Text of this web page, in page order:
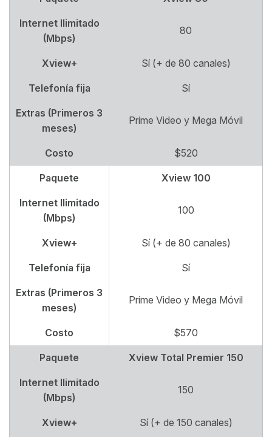
Internet Ilimitado
(Mbps)
80
Xview+ Sí (+ de 80 canales)
Telefonía fija Sí
Extras (Primeros 3
meses)
Prime Video y Mega Móvil
Costo $520
Paquete Xview 100
Internet Ilimitado
(Mbps)
100
Xview+ Sí (+ de 80 canales)
Telefonía fija Sí
Extras (Primeros 3
meses)
Prime Video y Mega Móvil
Costo $570
Paquete Xview Total Premier 150
Internet Ilimitado
(Mbps)
150
Xview+ Sí (+ de 150 canales)